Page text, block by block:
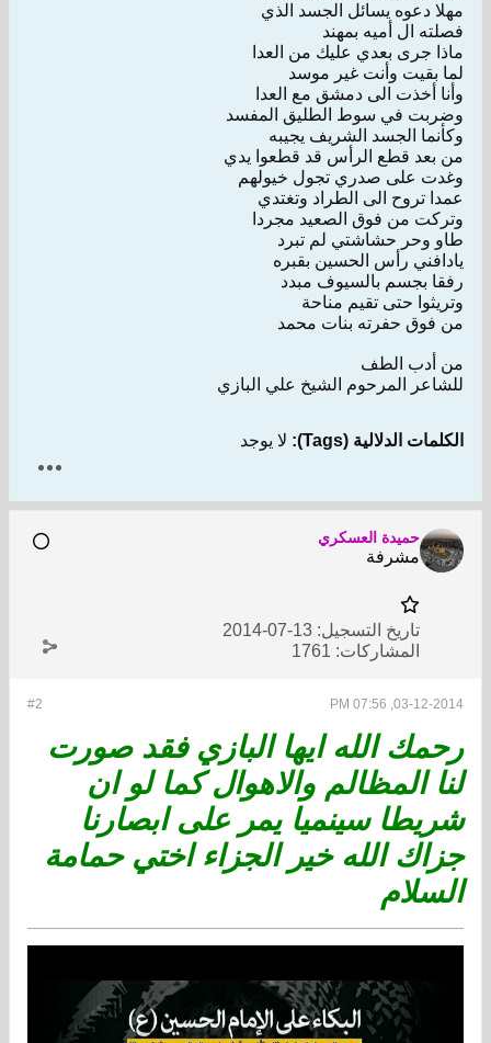
مهلا دعوه يسائل الجسد الذي
فصلته ال أميه بمهند
ماذا جرى بعدي عليك من العدا
لما بقيت وأنت غير موسد
وأنا أخذت الى دمشق مع العدا
وضربت في سوط الطليق المفسد
وكأنما الجسد الشريف يجيبه
من بعد قطع الرأس قد قطعوا يدي
وغدت على صدري تجول خيولهم
عمدا تروح الى الطراد وتغتدي
وتركت من فوق الصعيد مجردا
طاو وحر حشاشتي لم تبرد
يادافني رأس الحسين بقبره
رفقا بجسم بالسيوف مبدد
وتريثوا حتى تقيم مناحة
من فوق حفرته بنات محمد
من أدب الطف
للشاعر المرحوم الشيخ علي البازي
الكلمات الدلالية (Tags): لا يوجد
حميدة العسكري
مشرفة
تاريخ التسجيل: 13-07-2014
المشاركات: 1761
#2 03-12-2014, 07:56 PM
رحمك الله ايها البازي فقد صورت
لنا المظالم والاهوال كما لو ان
شريطا سينميا يمر على ابصارنا
جزاك الله خير الجزاء اختي حمامة
السلام